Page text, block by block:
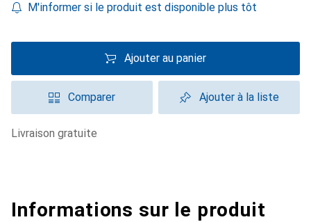
M'informer si le produit est disponible plus tôt
Ajouter au panier
Comparer Ajouter à la liste
livraison gratuite
Informations sur le produit